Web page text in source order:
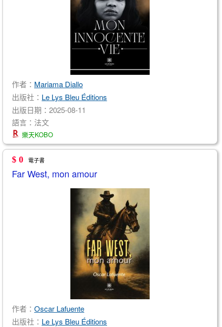
作者： Mariama Diallo
出版社： Le Lys Bleu Éditions
出版日期：2025-08-11
語言：法文
樂天KOBO
$ 0 電子書
Far West, mon amour
作者： Oscar Lafuente
出版社： Le Lys Bleu Éditions